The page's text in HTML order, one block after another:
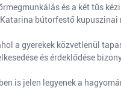
és a két tűs
bútorfestő
a gyerekek közvetlenül
és érdeklődése
is jelen legyenek a